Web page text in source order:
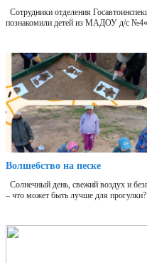
Сотрудники отделения
познакомили детей из МАДОУ д/с
Волшебство на песке
Солнечный день, свежий воздух и
– что может быть лучше для